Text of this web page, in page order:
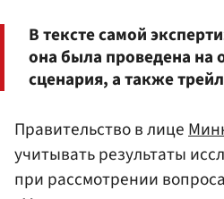
В тексте самой
она была проведена на
сценария, а также
Правительство в лице
учитывать результаты
при рассмотрении